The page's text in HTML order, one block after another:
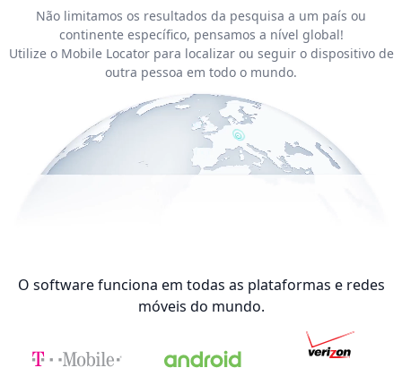
Não limitamos os resultados da pesquisa a um país ou
continente específico, pensamos a nível global!
Utilize o Mobile Locator para localizar ou seguir o dispositivo de
outra pessoa em todo o mundo.
O software funciona em todas as plataformas e redes
móveis do mundo.